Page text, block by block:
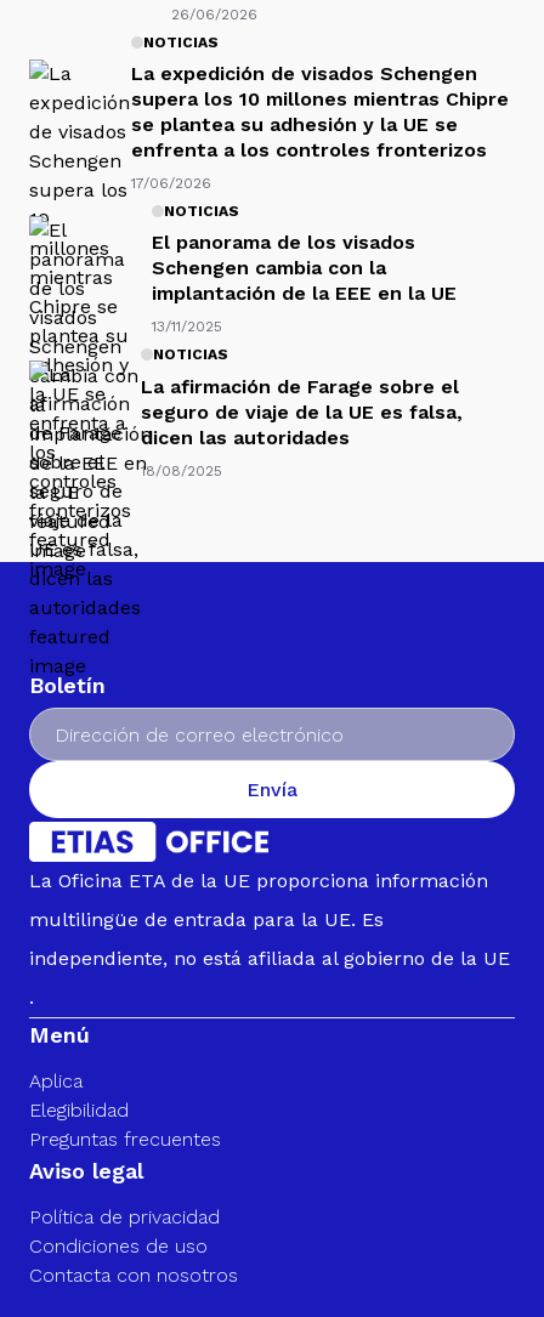
26/06/2026
NOTICIAS
La expedición de visados Schengen
supera los 10 millones mientras Chipre
se plantea su adhesión y la UE se
enfrenta a los controles fronterizos
17/06/2026
NOTICIAS
El panorama de los visados
Schengen cambia con la
implantación de la EEE en la UE
13/11/2025
NOTICIAS
La afirmación de Farage sobre el
seguro de viaje de la UE es falsa,
dicen las autoridades
18/08/2025
Boletín
Envía
La Oficina ETA de la UE proporciona información
multilingüe de entrada para la UE. Es
independiente, no está afiliada al gobierno de la UE
.
Menú
Aplica
Elegibilidad
Preguntas frecuentes
Aviso legal
Política de privacidad
Condiciones de uso
Contacta con nosotros